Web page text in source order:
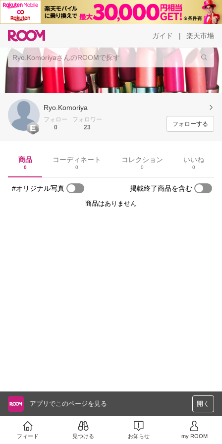
ガイド 楽天市場
Ryo.Komoriya
フォロー
0
フォロワー
23
フォローする
商品
0
コーディネート
0
コレクション
0
いいね
0
#オリジナル写真 掲載終了商品を含む
商品はありません
アプリでこのページを見る 開く
フィード 見つける お知らせ my ROOM